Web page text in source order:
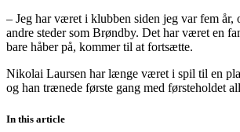
– Jeg har været i klubben siden jeg var fem år,
andre steder som Brøndby. Det har været en
bare håber på, kommer til at fortsætte.
Nikolai Laursen har længe været i spil til en
og han trænede første gang med førsteholdet
In this article